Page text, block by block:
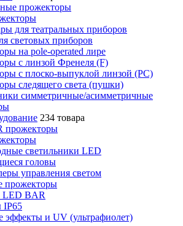
прожекторы
для театральных приборов
световых приборов
на pole-operated лире
с линзой Френеля (F)
с плоско-выпуклой линзой (PC)
следящего света (пушки)
симметричные/асимметричные
234 товара
прожекторы
светильники LED
головы
управления светом
прожекторы
LED BAR
IP65
эффекты и UV (ультрафиолет)